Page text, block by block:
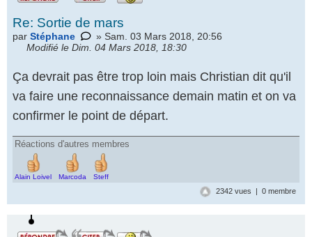
Re: Sortie de mars
par Stéphane
» Sam. 03 Mars 2018, 20:56
Modifié le Dim. 04 Mars 2018, 18:30
Ça devrait pas être trop loin mais Christian dit qu'il
va faire une reconnaissance demain matin et on va
confirmer le point de départ.
Réactions d'autres membres
Alain Loivel Marcoda Steff
2342 vues | 0 membre